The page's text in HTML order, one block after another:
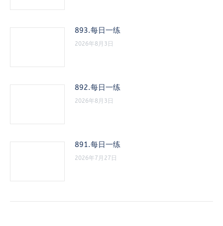
893.每日一练
2026年8月3日
892.每日一练
2026年8月3日
891.每日一练
2026年7月27日